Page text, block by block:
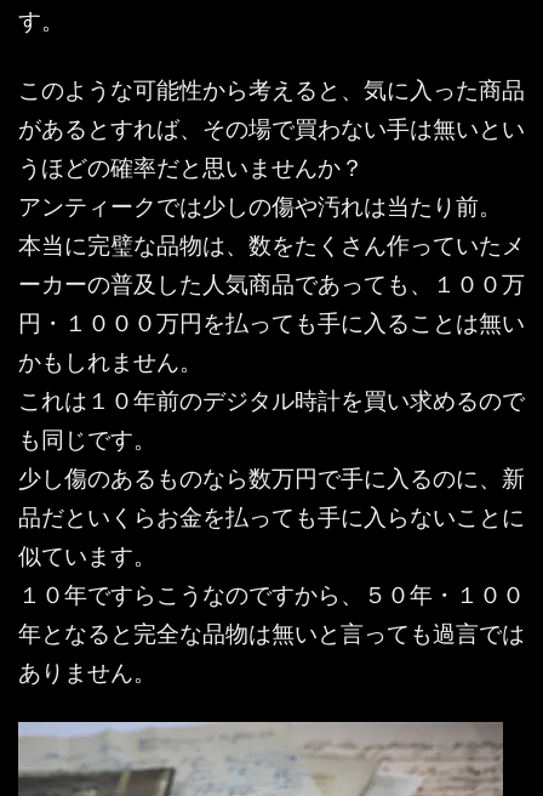
す。
このような可能性から考えると、気に入った商品
があるとすれば、その場で買わない手は無いとい
うほどの確率だと思いませんか？
アンティークでは少しの傷や汚れは当たり前。
本当に完璧な品物は、数をたくさん作っていたメ
ーカーの普及した人気商品であっても、１００万
円・１０００万円を払っても手に入ることは無い
かもしれません。
これは１０年前のデジタル時計を買い求めるので
も同じです。
少し傷のあるものなら数万円で手に入るのに、新
品だといくらお金を払っても手に入らないことに
似ています。
１０年ですらこうなのですから、５０年・１００
年となると完全な品物は無いと言っても過言では
ありません。